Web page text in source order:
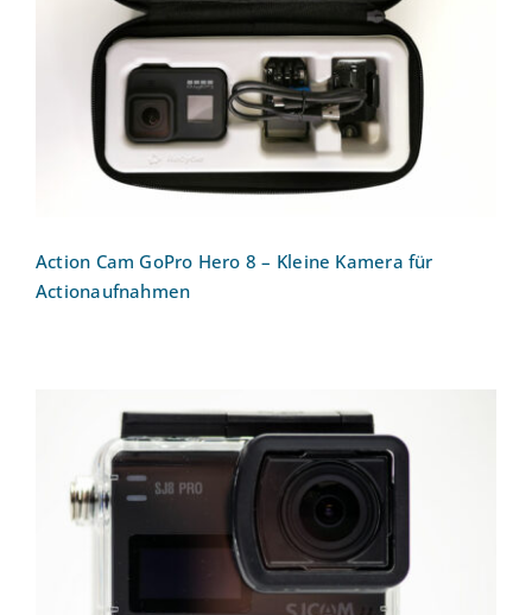
Action Cam GoPro Hero 8 – Kleine
Kamera für Actionaufnahmen
Action Cam GoPro Hero 8 – Kleine Kamera für
Actionaufnahmen
Action Cam SJCAM SJ8 Pro – Kleine
Kamera für Actionaufnahmen